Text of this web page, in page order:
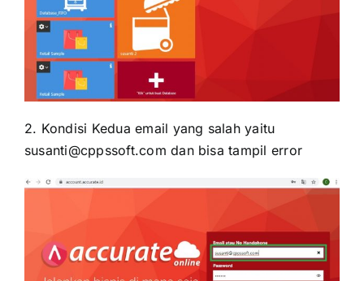
2. Kondisi Kedua email yang salah yaitu
susanti@cppssoft.com dan bisa tampil error